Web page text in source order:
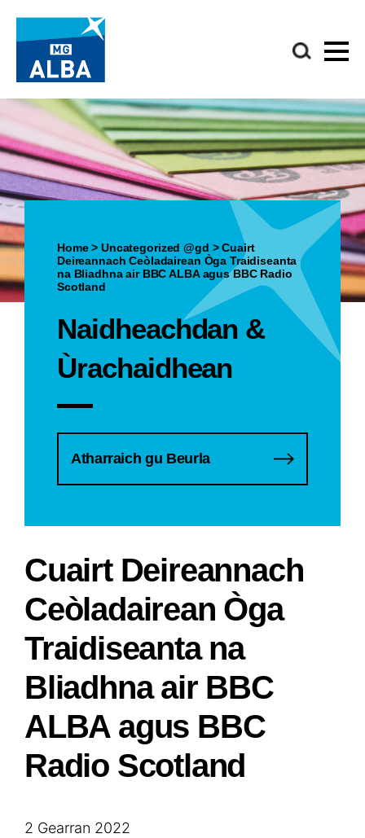
Home>Uncategorized @gd >Cuairt
Deireannach Ceòladairean Òga Traidiseanta
na Bliadhna air BBC ALBA agus BBC Radio
Scotland
Naidheachdan &
Ùrachaidhean
Atharraich gu Beurla
Cuairt Deireannach
Ceòladairean Òga
Traidiseanta na
Bliadhna air BBC
ALBA agus BBC
Radio Scotland
2 Gearran 2022